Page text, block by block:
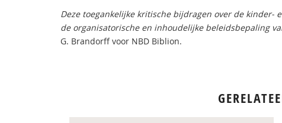
Deze toegankelijke kritische bijdragen over de
de organisatorische en inhoudelijke beleidsbepaling
G. Brandorff voor NBD Biblion.